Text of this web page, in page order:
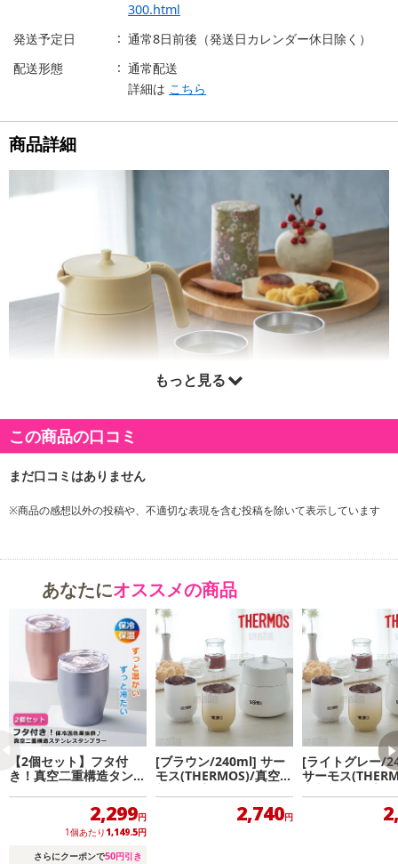
300.html
発送予定日
通常8日前後（発送日カレンダー休日除く）
配送形態
通常配送
詳細は こちら
商品詳細
もっと見る
この商品の口コミ
※商品の感想以外の投稿や、不適切な表現を含む投稿を除いて表示しています
あなたにオススメの商品
【2個セット】フタ付
き！真空二重構造タンブ
2,299円
1個あたり 1,149.5円
さらにクーポンで50円引き
[ブラウン/240ml] サー
モス(THERMOS)/真空断
熱カップ (保温・保冷/食
洗器対応)/JDT-240-BW
2,740円
[ライトグレー/
サーモス
空断熱カップ (
冷/食洗器対応)/